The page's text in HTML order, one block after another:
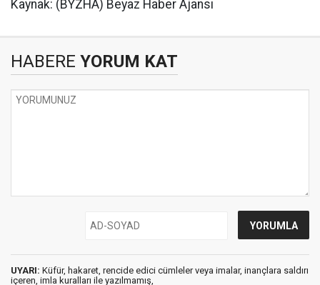
Kaynak: (BYZHA) Beyaz Haber Ajansı
HABERE YORUM KAT
UYARI: Küfür, hakaret, rencide edici cümleler veya imalar, inançlara saldırı
içeren, imla kuralları ile yazılmamış,